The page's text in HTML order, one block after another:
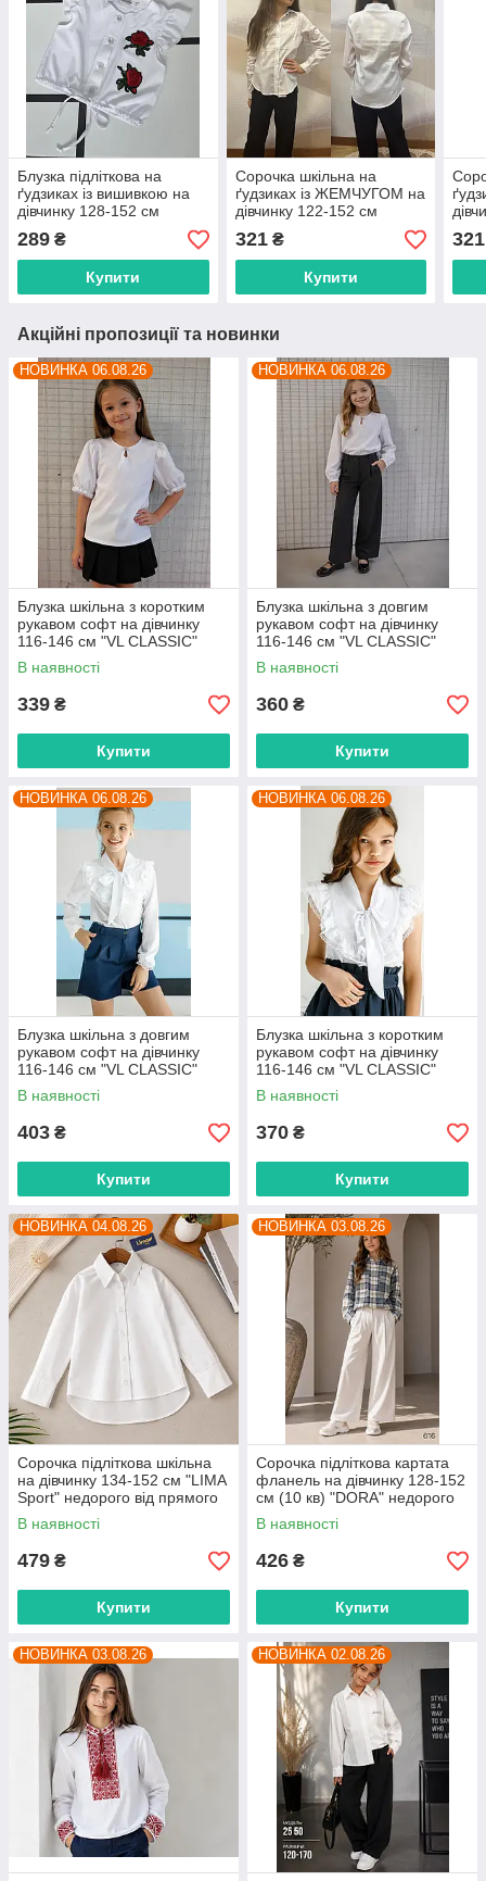
Блузка підліткова на
ґудзиках із вишивкою на
дівчинку 128-152 см
"MALVINA" недорого від
прямого постачальника
289 ₴
Купити
Сорочка шкільна на
ґудзиках із ЖЕМЧУГОМ на
дівчинку 122-152 см
"PELIN KIDS" недорого від
прямого постачальника
321₴
Купити
321
Акційні пропозиції та новинки
НОВИНКА 06.08.26
Блузка шкільна з коротким
рукавом софт на дівчинку
116-146 см "VL CLASSIC"
недорого від прямого
постачальника
В наявності
339 ₴
Купити
НОВИНКА 06.08.26
Блузка шкільна з довгим
рукавом софт на дівчинку
116-146 см "VL CLASSIC"
недорого від прямого
постачальника
В наявності
360 ₴
Купити
НОВИНКА 06.08.26
Блузка шкільна з довгим
рукавом софт на дівчинку
116-146 см "VL CLASSIC"
недорого від прямого
постачальника
В наявності
403 ₴
Купити
НОВИНКА 06.08.26
Блузка шкільна з коротким
рукавом софт на дівчинку
116-146 см "VL CLASSIC"
недорого від прямого
постачальника
В наявності
370 ₴
Купити
НОВИНКА 04.08.26
Сорочка підліткова шкільна
на дівчинку 134-152 см "LIMA
Sport" недорого від прямого
постачальника
В наявності
479 ₴
Купити
НОВИНКА 03.08.26
Сорочка підліткова картата
фланель на дівчинку 128-152
см (10 кв) "DORA" недорого
від прямого постачальника
В наявності
426 ₴
Купити
НОВИНКА 03.08.26 НОВИНКА 02.08.26